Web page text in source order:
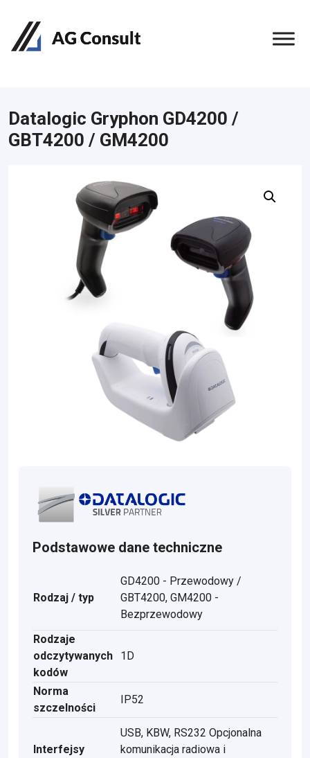
Datalogic Gryphon GD4200 /
GBT4200 / GM4200
Podstawowe dane techniczne
Rodzaj / typ
GD4200 - Przewodowy /
GBT4200, GM4200 -
Bezprzewodowy
Rodzaje
odczytywanych
kodów
1D
Norma
szczelności
IP52
Interfejsy
USB, KBW, RS232 Opcjonalna
komunikacja radiowa i